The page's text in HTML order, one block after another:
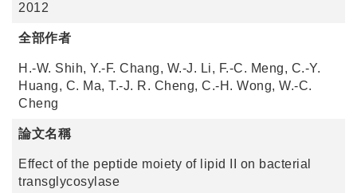
2012
全部作者
H.-W. Shih, Y.-F. Chang, W.-J. Li, F.-C. Meng, C.-Y.
Huang, C. Ma, T.-J. R. Cheng, C.-H. Wong, W.-C.
Cheng
論文名稱
Effect of the peptide moiety of lipid II on bacterial
transglycosylase